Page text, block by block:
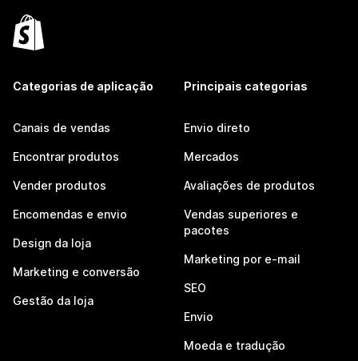
Categorias de aplicação
Canais de vendas
Encontrar produtos
Vender produtos
Encomendas e envio
Design da loja
Marketing e conversão
Gestão da loja
Principais categorias
Envio direto
Mercados
Avaliações de produtos
Vendas superiores e
pacotes
Marketing por e-mail
SEO
Envio
Moeda e tradução